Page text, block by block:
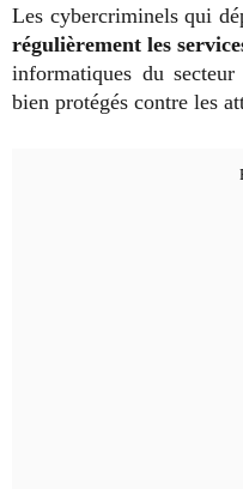
Les cybercriminels qui
régulièrement les
informatiques du
bien protégés contre les